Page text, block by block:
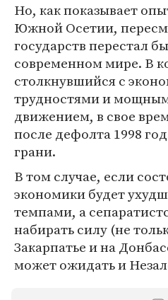
Но, как показывает
Южной Осетии,
государств перестал
современном мире. В
столкнувшийся с
трудностями и
движением, в свое
после дефолта 1998
грани.
В том случае, если
экономики будет
темпами, а
набирать силу (не
Закарпатье и на
может ожидать и